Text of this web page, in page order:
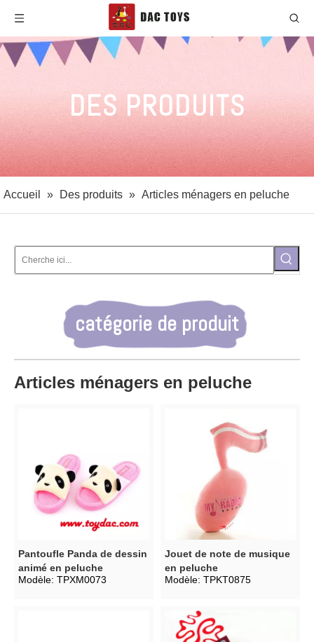
DES PRODUITS
Accueil » Des produits » Articles ménagers en peluche
catégorie de produit
Articles ménagers en peluche
Pantoufle Panda de dessin
animé en peluche
Modèle: TPXM0073
Jouet de note de musique
en peluche
Modèle: TPKT0875